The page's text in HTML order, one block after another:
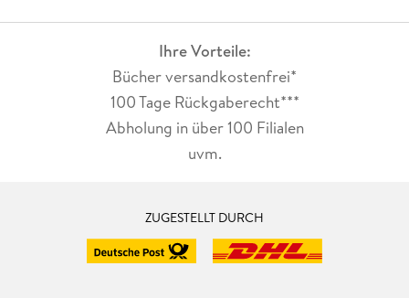
Ihre Vorteile:
Bücher versandkostenfrei*
100 Tage Rückgaberecht***
Abholung in über 100 Filialen
uvm.
ZUGESTELLT DURCH